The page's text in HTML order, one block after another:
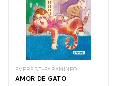
EVEREST-PARANINFO
AMOR DE GATO